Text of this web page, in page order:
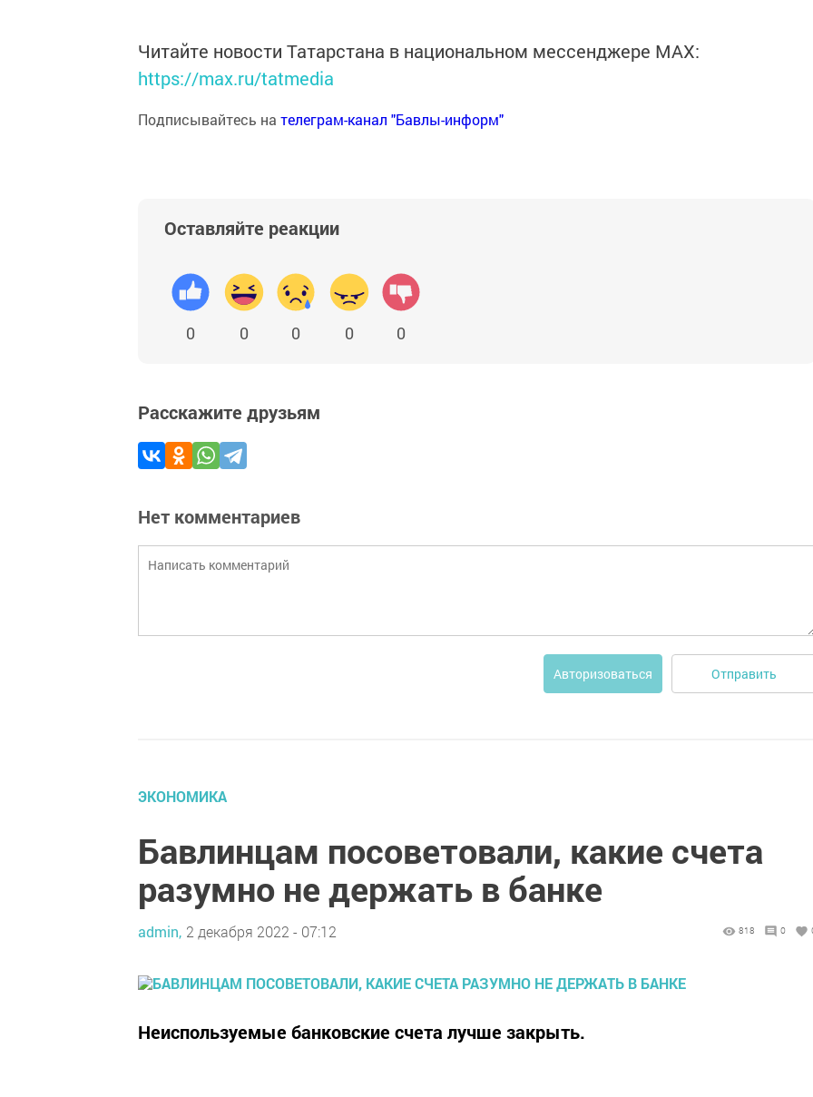
Читайте новости Татарстана в национальном мессенджере MАХ:
https://max.ru/tatmedia
Подписывайтесь на телеграм-канал "Бавлы-информ"
Оставляйте реакции
0 0 0 0 0
Расскажите друзьям
Нет комментариев
Авторизоваться Отправить
ЭКОНОМИКА
Бавлинцам посоветовали, какие счета
разумно не держать в банке
admin, 2 декабря 2022 - 07:12 818 0
Неиспользуемые банковские счета лучше закрыть.